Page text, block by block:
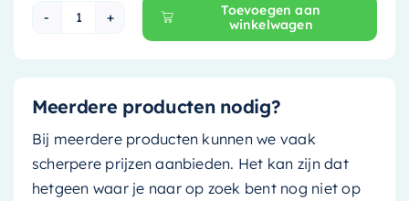
Mondiaz Spiegel Bright - 110cm - rechthoek -
Toevoegen aan
winkelwagen
Meerdere producten nodig?
Bij meerdere producten kunnen we vaak
scherpere prijzen aanbieden. Het kan zijn dat
hetgeen waar je naar op zoek bent nog niet op